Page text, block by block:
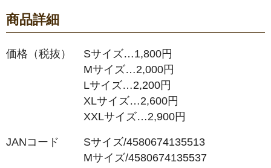
商品詳細
価格（税抜）
Sサイズ…1,800円
Mサイズ…2,000円
Lサイズ…2,200円
XLサイズ…2,600円
XXLサイズ…2,900円
JANコード
Sサイズ/4580674135513
Mサイズ/4580674135537